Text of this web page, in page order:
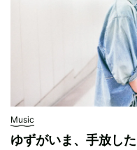
Music
ゆずがいま、手放し